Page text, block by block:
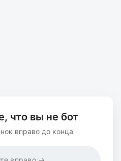
что вы не бот
вправо до конца